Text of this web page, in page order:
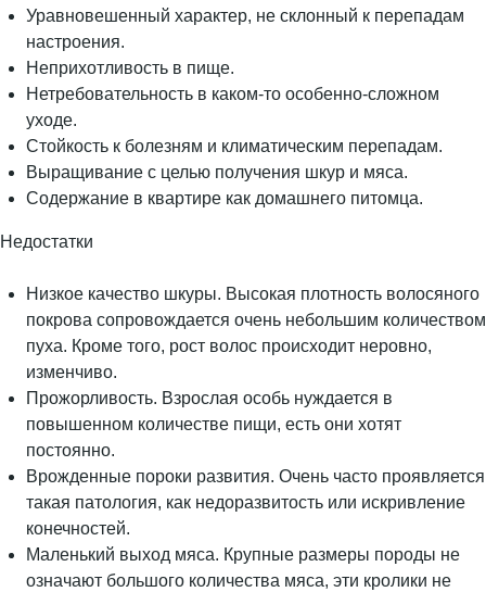
Уравновешенный характер, не склонный к перепадам
настроения.
Неприхотливость в пище.
Нетребовательность в каком-то особенно-сложном
уходе.
Стойкость к болезням и климатическим перепадам.
Выращивание с целью получения шкур и мяса.
Содержание в квартире как домашнего питомца.
Недостатки
Низкое качество шкуры. Высокая плотность волосяного
покрова сопровождается очень небольшим количеством
пуха. Кроме того, рост волос происходит неровно,
изменчиво.
Прожорливость. Взрослая особь нуждается в
повышенном количестве пищи, есть они хотят
постоянно.
Врожденные пороки развития. Очень часто проявляется
такая патология, как недоразвитость или искривление
конечностей.
Маленький выход мяса. Крупные размеры породы не
означают большого количества мяса, эти кролики не